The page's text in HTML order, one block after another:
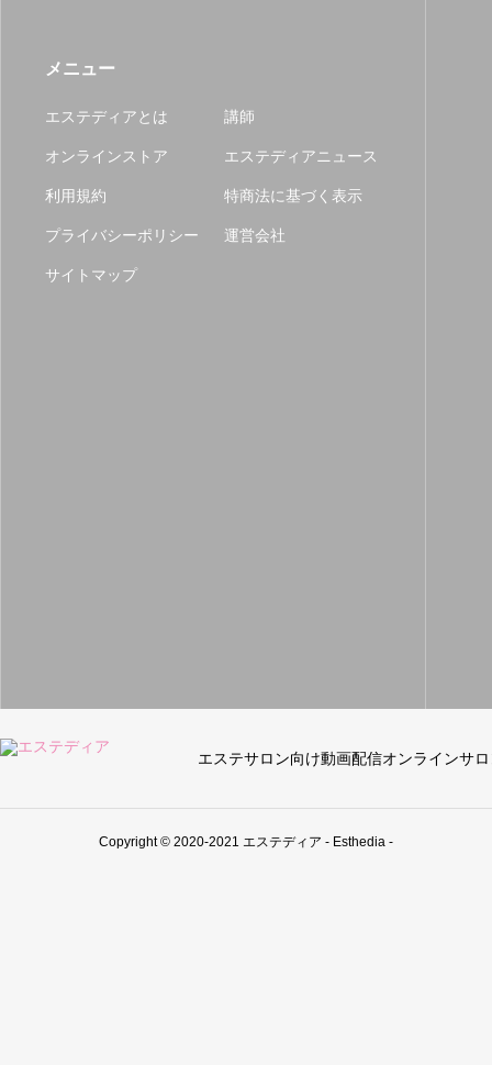
メニュー
エステディアとは 講師
オンラインストア エステディアニュース
利用規約 特商法に基づく表示
プライバシーポリシー 運営会社
サイトマップ
エステサロン向け動画配信オンラインサ
Copyright © 2020-2021 エステディア - Esthedia -